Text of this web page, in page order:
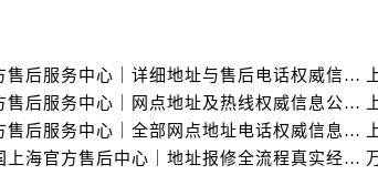
上海万国官方售后服务中心｜详细地址与售后电话权威信息公示（2026年6月最新）
上海万国官方售后服务中心｜网点地址及热线权威信息公示（2026年6月最新）
上海万国官方售后服务中心｜全部网点地址电话权威信息公示（2026年6月最新）
亲身探访万国上海官方售后中心｜地址报修全流程真实经历（2026年6月最新）